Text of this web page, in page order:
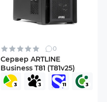
0
Сервер ARTLINE
Business T81 (T81v25)